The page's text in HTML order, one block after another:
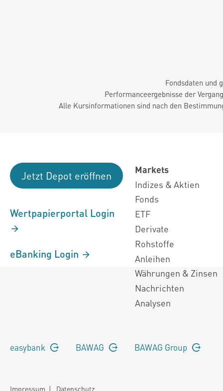
Fondsdaten und
Performanceergebnisse der
Alle Kursinformationen sind nach den
Jetzt Depot eröffnen
Wertpapierportal Login
eBanking Login
Markets
Indizes & Aktien
Fonds
ETF
Derivate
Rohstoffe
Anleihen
Währungen & Zinsen
Nachrichten
Analysen
easybank BAWAG BAWAG Group
Impressum | Datenschutz